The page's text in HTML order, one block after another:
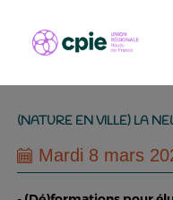
(NATURE EN VILLE) LA
Mardi 8 mars